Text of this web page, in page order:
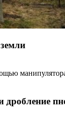
дробление